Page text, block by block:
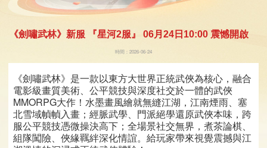
《劍嘯武林》新服 『星河2服』 06月24日10:00 震憾開啟
時間：2026-06-24
《劍嘯武林》是一款以東方大世界正統武俠為核心，融合
電影級畫質美術、公平競技與深度社交於一體的武俠
MMORPG大作！水墨畫風繪就無縫江湖，江南煙雨、塞
北雪域幀幀入畫；經脈武學、門派絕學還原武俠本味，跨
服公平競技憑微操決高下；全場景社交無界，煮茶論棋、
組隊闖險、俠緣羈絆深化情誼。給玩家帶來視覺震撼與江